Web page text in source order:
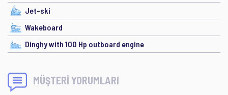
Jet-ski
Wakeboard
Dinghy with 100 Hp outboard engine
MÜŞTERİ YORUMLARI